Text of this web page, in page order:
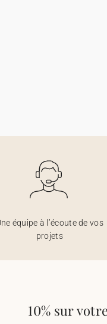
équipe à l’écoute de vos
projets
10% sur